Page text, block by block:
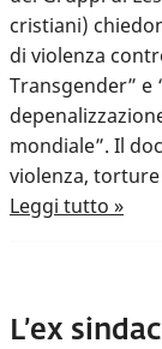
cristiani)
di violenza
Transgender” e
mondiale”. Il
violenza,
Leggi tutto »
L’ex